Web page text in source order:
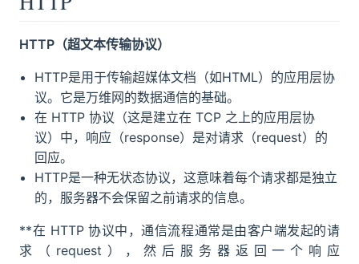
HTTP（超文本传输协议）
HTTP是用于传输超媒体文档（如HTML）的应用层协
议。它是万维网的数据通信的基础。
在 HTTP 协议（这是建立在 TCP 之上的应用层协
议）中，响应（response）是对请求（request）的
回应。
HTTP是一种无状态协议，这意味着每个请求都是独立
的，服务器不会保留之前请求的信息。
**在 HTTP 协议中，通信流程通常是由客户端发起的请
求（request），然后服务器返回一个响应